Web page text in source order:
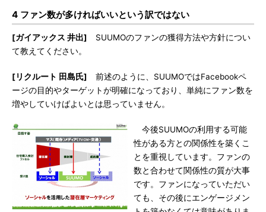
4 ファン数が多ければいいという訳ではない
[ガイアックス 井出]
SUUMOのファンの獲得方法や方針につい
て教えてください。
[リクルート 田島氏]
前述のように、SUUMOではFacebookペ
ージの目的やターゲットが明確になっており、単純にファン数を
増やしていけばよいとは思っていません。
今後SUUMOの利用する可能
性がある方との関係性を築くこ
とを重視しています。ファンの
数と合わせて関係性の質が大事
です。ファンになっていただい
ても、その後にエンゲージメン